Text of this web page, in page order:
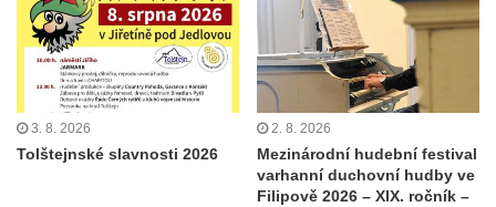
3. 8. 2026
Tolštejnské slavnosti 2026
2. 8. 2026
Mezinárodní hudební festival
varhanní duchovní hudby ve
Filipově 2026 – XIX. ročník –